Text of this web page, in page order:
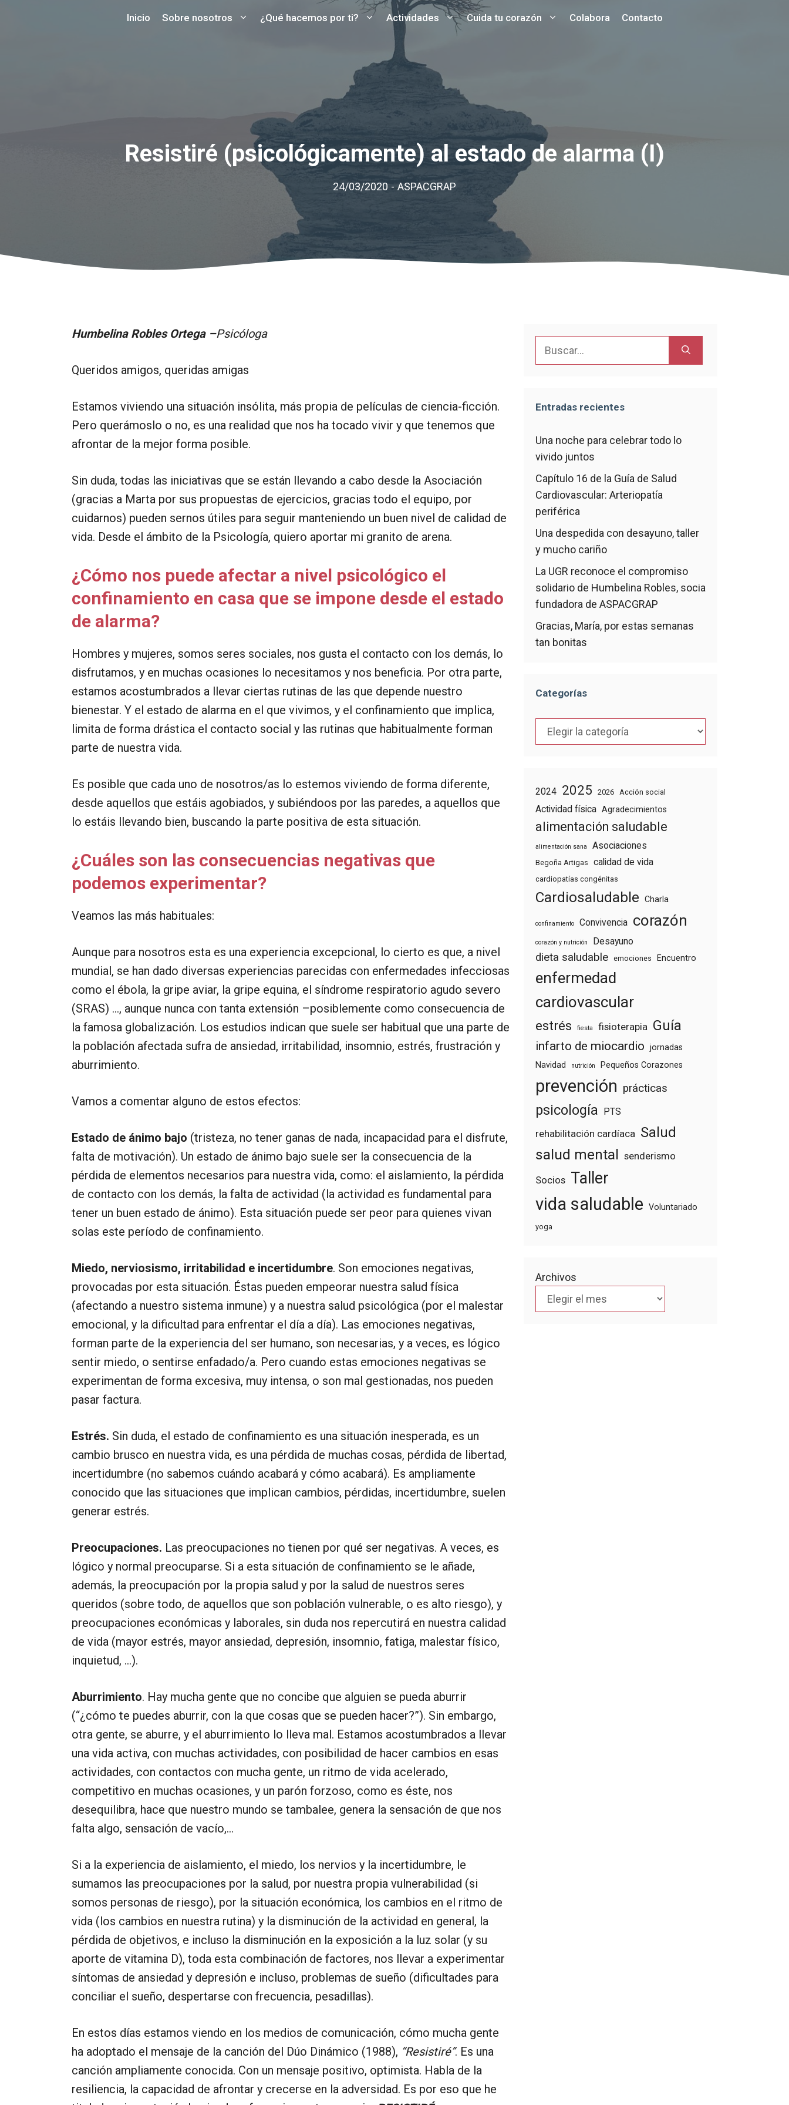
Inicio Sobre nosotros ¿Qué hacemos por ti? Actividades Cuida tu corazón Colabora Contacto
Resistiré (psicológicamente) al estado de alarma (I)
24/03/2020 - ASPACGRAP
Humbelina Robles Ortega –Psicóloga
Queridos amigos, queridas amigas
Estamos viviendo una situación insólita, más propia de películas de ciencia-ficción.
Pero querámoslo o no, es una realidad que nos ha tocado vivir y que tenemos que
afrontar de la mejor forma posible.
Sin duda, todas las iniciativas que se están llevando a cabo desde la Asociación
(gracias a Marta por sus propuestas de ejercicios, gracias todo el equipo, por
cuidarnos) pueden sernos útiles para seguir manteniendo un buen nivel de calidad de
vida. Desde el ámbito de la Psicología, quiero aportar mi granito de arena.
¿Cómo nos puede afectar a nivel psicológico el
confinamiento en casa que se impone desde el estado
de alarma?
Hombres y mujeres, somos seres sociales, nos gusta el contacto con los demás, lo
disfrutamos, y en muchas ocasiones lo necesitamos y nos beneficia. Por otra parte,
estamos acostumbrados a llevar ciertas rutinas de las que depende nuestro
bienestar. Y el estado de alarma en el que vivimos, y el confinamiento que implica,
limita de forma drástica el contacto social y las rutinas que habitualmente forman
parte de nuestra vida.
Es posible que cada uno de nosotros/as lo estemos viviendo de forma diferente,
desde aquellos que estáis agobiados, y subiéndoos por las paredes, a aquellos que
lo estáis llevando bien, buscando la parte positiva de esta situación.
¿Cuáles son las consecuencias negativas que
podemos experimentar?
Veamos las más habituales:
Aunque para nosotros esta es una experiencia excepcional, lo cierto es que, a nivel
mundial, se han dado diversas experiencias parecidas con enfermedades infecciosas
como el ébola, la gripe aviar, la gripe equina, el síndrome respiratorio agudo severo
(SRAS) …, aunque nunca con tanta extensión –posiblemente como consecuencia de
la famosa globalización. Los estudios indican que suele ser habitual que una parte de
la población afectada sufra de ansiedad, irritabilidad, insomnio, estrés, frustración y
aburrimiento.
Vamos a comentar alguno de estos efectos:
Estado de ánimo bajo (tristeza, no tener ganas de nada, incapacidad para el disfrute,
falta de motivación). Un estado de ánimo bajo suele ser la consecuencia de la
pérdida de elementos necesarios para nuestra vida, como: el aislamiento, la pérdida
de contacto con los demás, la falta de actividad (la actividad es fundamental para
tener un buen estado de ánimo). Esta situación puede ser peor para quienes vivan
solas este período de confinamiento.
Miedo, nerviosismo, irritabilidad e incertidumbre. Son emociones negativas,
provocadas por esta situación. Éstas pueden empeorar nuestra salud física
(afectando a nuestro sistema inmune) y a nuestra salud psicológica (por el malestar
emocional, y la dificultad para enfrentar el día a día). Las emociones negativas,
forman parte de la experiencia del ser humano, son necesarias, y a veces, es lógico
sentir miedo, o sentirse enfadado/a. Pero cuando estas emociones negativas se
experimentan de forma excesiva, muy intensa, o son mal gestionadas, nos pueden
pasar factura.
Estrés. Sin duda, el estado de confinamiento es una situación inesperada, es un
cambio brusco en nuestra vida, es una pérdida de muchas cosas, pérdida de libertad,
incertidumbre (no sabemos cuándo acabará y cómo acabará). Es ampliamente
conocido que las situaciones que implican cambios, pérdidas, incertidumbre, suelen
generar estrés.
Preocupaciones. Las preocupaciones no tienen por qué ser negativas. A veces, es
lógico y normal preocuparse. Si a esta situación de confinamiento se le añade,
además, la preocupación por la propia salud y por la salud de nuestros seres
queridos (sobre todo, de aquellos que son población vulnerable, o es alto riesgo), y
preocupaciones económicas y laborales, sin duda nos repercutirá en nuestra calidad
de vida (mayor estrés, mayor ansiedad, depresión, insomnio, fatiga, malestar físico,
inquietud, …).
Aburrimiento. Hay mucha gente que no concibe que alguien se pueda aburrir
(“¿cómo te puedes aburrir, con la que cosas que se pueden hacer?”). Sin embargo,
otra gente, se aburre, y el aburrimiento lo lleva mal. Estamos acostumbrados a llevar
una vida activa, con muchas actividades, con posibilidad de hacer cambios en esas
actividades, con contactos con mucha gente, un ritmo de vida acelerado,
competitivo en muchas ocasiones, y un parón forzoso, como es éste, nos
desequilibra, hace que nuestro mundo se tambalee, genera la sensación de que nos
falta algo, sensación de vacío,…
Si a la experiencia de aislamiento, el miedo, los nervios y la incertidumbre, le
sumamos las preocupaciones por la salud, por nuestra propia vulnerabilidad (si
somos personas de riesgo), por la situación económica, los cambios en el ritmo de
vida (los cambios en nuestra rutina) y la disminución de la actividad en general, la
pérdida de objetivos, e incluso la disminución en la exposición a la luz solar (y su
aporte de vitamina D), toda esta combinación de factores, nos llevar a experimentar
síntomas de ansiedad y depresión e incluso, problemas de sueño (dificultades para
conciliar el sueño, despertarse con frecuencia, pesadillas).
En estos días estamos viendo en los medios de comunicación, cómo mucha gente
ha adoptado el mensaje de la canción del Dúo Dinámico (1988), “Resistiré”. Es una
canción ampliamente conocida. Con un mensaje positivo, optimista. Habla de la
resiliencia, la capacidad de afrontar y crecerse en la adversidad. Es por eso que he
Entradas recientes
Una noche para celebrar todo lo
vivido juntos
Capítulo 16 de la Guía de Salud
Cardiovascular: Arteriopatía
periférica
Una despedida con desayuno, taller
y mucho cariño
La UGR reconoce el compromiso
solidario de Humbelina Robles, socia
fundadora de ASPACGRAP
Gracias, María, por estas semanas
tan bonitas
Categorías
Categorías
2024 2025 2026 Acción social
Actividad física Agradecimientos
alimentación saludable
alimentación sana Asociaciones
Begoña Artigas calidad de vida
cardiopatías congénitas
Cardiosaludable Charla
confinamiento Convivencia corazón
corazón y nutrición Desayuno
dieta saludable emociones Encuentro
enfermedad
cardiovascular
estrés fiesta fisioterapia Guía
infarto de miocardio
jornadas
Navidad
nutrición Pequeños Corazones
prevención prácticas
psicología PTS
rehabilitación cardíaca Salud
salud mental senderismo
Socios Taller
vida saludable Voluntariado
yoga
Archivos